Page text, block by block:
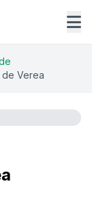
Verea